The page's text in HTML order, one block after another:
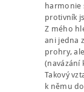
harmonie
protivník
Z mého
ani jedna
prohry,
(navázání
Takový
k němu